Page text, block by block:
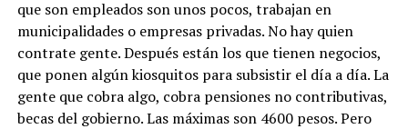
que son empleados son unos pocos, trabajan en
municipalidades o empresas privadas. No hay quien
contrate gente. Después están los que tienen negocios,
que ponen algún kiosquitos para subsistir el día a día. La
gente que cobra algo, cobra pensiones no contributivas,
becas del gobierno. Las máximas son 4600 pesos. Pero